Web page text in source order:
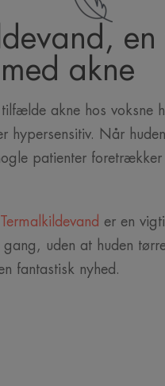
akne
akne hos voksne
hypersensitiv. Når
patienter
er en
uden at huden
fantastisk nyhed.